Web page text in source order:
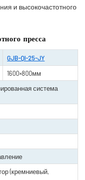
и высокочастотного
пресса
GJB-QI-25-JY
1600×800мм
система
(кремниевый,